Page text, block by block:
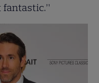
fantastic.”